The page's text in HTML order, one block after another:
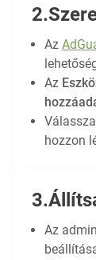
Az
Az
hozzon
Az